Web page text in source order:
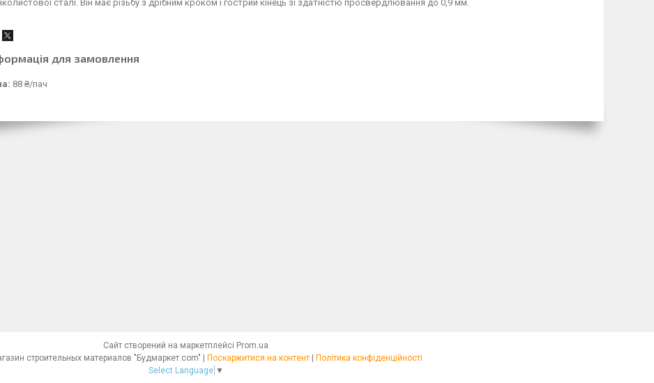
сталі. Він має різьбу з дрібним кроком і гострий кінець зі здатністю просвердлювання до 0,9 мм.
для замовлення
88 ₴/пач
Сайт створений на маркетплейсі Prom.ua
Интернет - магазин строительных материалов "Будмаркет.com" | Поскаржитися на контент | Політика конфіденційності
Select Language ▼